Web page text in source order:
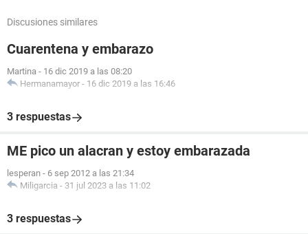
Discusiones similares
Cuarentena y embarazo
Martina - 16 dic 2019 a las 08:20
Hermanamayor - 16 dic 2019 a las 16:46
3 respuestas
ME pico un alacran y estoy embarazada
lesperan - 6 sep 2012 a las 21:34
Miligarcia - 31 jul 2023 a las 11:02
3 respuestas